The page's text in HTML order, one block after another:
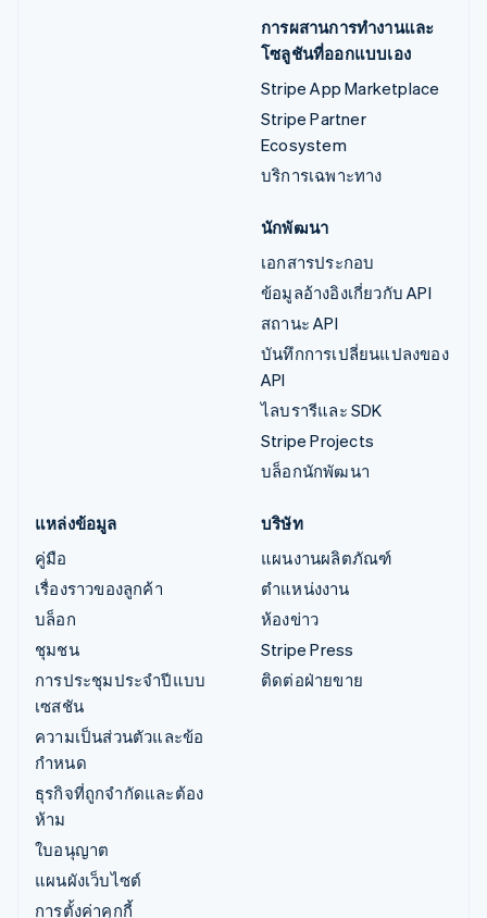
การผสานการทำงานและ
โซลูชันที่ออกแบบเอง
Stripe App Marketplace
Stripe Partner
Ecosystem
บริการเฉพาะทาง
นักพัฒนา
เอกสารประกอบ
ข้อมูลอ้างอิงเกี่ยวกับ API
สถานะ API
บันทึกการเปลี่ยนแปลงของ
API
ไลบรารีและ SDK
Stripe Projects
บล็อกนักพัฒนา
แหล่งข้อมูล
คู่มือ
เรื่องราวของลูกค้า
บล็อก
ชุมชน
การประชุมประจำปีแบบ
เซสชัน
ความเป็นส่วนตัวและข้อ
กำหนด
ธุรกิจที่ถูกจำกัดและต้อง
ห้าม
ใบอนุญาต
แผนผังเว็บไซต์
การตั้งค่าคุกกี้
บริษัท
แผนงานผลิตภัณฑ์
ตำแหน่งงาน
ห้องข่าว
Stripe Press
ติดต่อฝ่ายขาย